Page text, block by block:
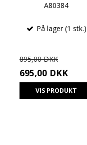
A80384
På lager (1 stk.)
895,00 DKK
695,00 DKK
VIS PRODUKT